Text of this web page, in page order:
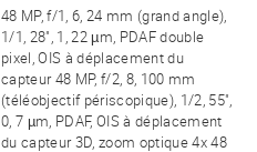
48 MP, f/1, 6, 24 mm (grand angle),
1/1, 28", 1, 22 µm, PDAF double
pixel, OIS à déplacement du
capteur 48 MP, f/2, 8, 100 mm
(téléobjectif périscopique), 1/2, 55",
0, 7 µm, PDAF, OIS à déplacement
du capteur 3D, zoom optique 4x 48